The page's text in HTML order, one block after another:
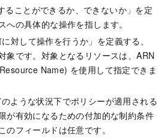
ることができるか、できないか」を定
への具体的な操作を指します。
に対して操作を行うか」を定義する、
象です。対象となるリソースは、ARN
Name) を使用して指定できま
のような状況下でポリシーが適用される
が有効になるための付加的な制約条件
のフィールドは任意です。